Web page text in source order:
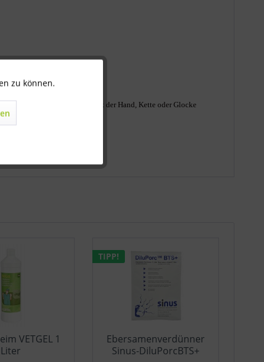
Qualitätsverlust).
übergießen. Borsten mit der Hand, Kette oder Glocke
VETGEL 1
Liter
TIPP!
Ebersamenverdünner
Sinus-DiluPorcBTS+
Aktiv
zu können.